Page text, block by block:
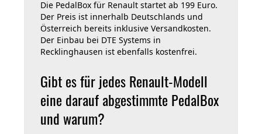
Die PedalBox für Renault startet ab 199 Euro.
Der Preis ist innerhalb Deutschlands und
Österreich bereits inklusive Versandkosten.
Der Einbau bei DTE Systems in
Recklinghausen ist ebenfalls kostenfrei.
Gibt es für jedes Renault-Modell
eine darauf abgestimmte PedalBox
und warum?